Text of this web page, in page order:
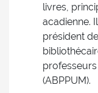
livres,
acadienne.
président
(ABPPUM).